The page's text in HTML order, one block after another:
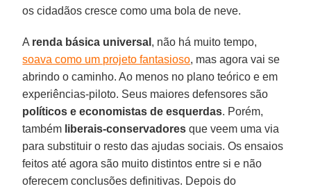
os cidadãos cresce como uma bola de neve.
A renda básica universal , não há muito tempo,
soava como um projeto fantasioso, mas agora vai se
abrindo o caminho. Ao menos no plano teórico e em
experiências-piloto. Seus maiores defensores são
políticos e economistas de esquerdas. Porém,
também liberais-conservadores que veem uma via
para substituir o resto das ajudas sociais. Os ensaios
feitos até agora são muito distintos entre si e não
oferecem conclusões definitivas. Depois do